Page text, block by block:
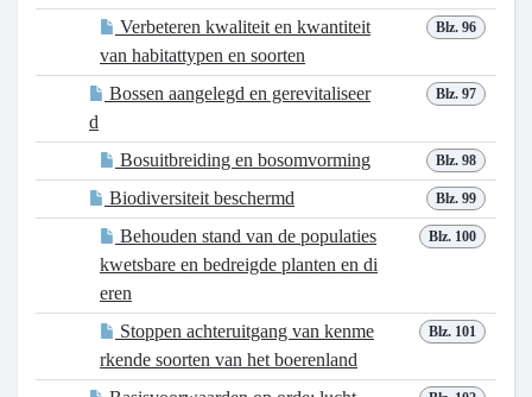
Blz. 96
Verbeteren kwaliteit en kwantiteit
van habitattypen en soorten
Blz. 97
Bossen aangelegd en gerevitaliseer
d
Blz. 98
Bosuitbreiding en bosomvorming
Blz. 99
Biodiversiteit beschermd
Blz. 100
Behouden stand van de populaties
kwetsbare en bedreigde planten en di
eren
Blz. 101
Stoppen achteruitgang van kenme
rkende soorten van het boerenland